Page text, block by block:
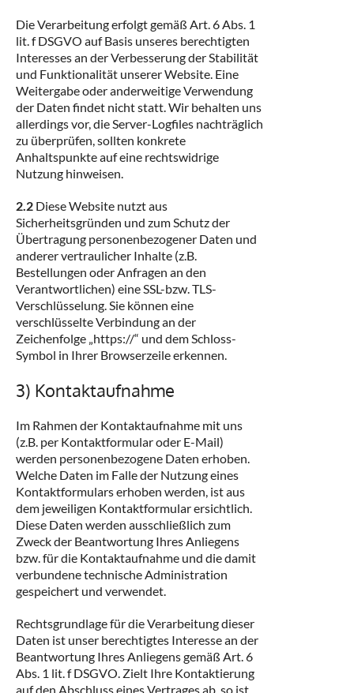
Die Verarbeitung erfolgt gemäß Art. 6 Abs. 1
lit. f DSGVO auf Basis unseres berechtigten
Interesses an der Verbesserung der Stabilität
und Funktionalität unserer Website. Eine
Weitergabe oder anderweitige Verwendung
der Daten findet nicht statt. Wir behalten uns
allerdings vor, die Server-Logfiles nachträglich
zu überprüfen, sollten konkrete
Anhaltspunkte auf eine rechtswidrige
Nutzung hinweisen.
2.2 Diese Website nutzt aus
Sicherheitsgründen und zum Schutz der
Übertragung personenbezogener Daten und
anderer vertraulicher Inhalte (z.B.
Bestellungen oder Anfragen an den
Verantwortlichen) eine SSL-bzw. TLS-
Verschlüsselung. Sie können eine
verschlüsselte Verbindung an der
Zeichenfolge „https://“ und dem Schloss-
Symbol in Ihrer Browserzeile erkennen.
3) Kontaktaufnahme
Im Rahmen der Kontaktaufnahme mit uns
(z.B. per Kontaktformular oder E-Mail)
werden personenbezogene Daten erhoben.
Welche Daten im Falle der Nutzung eines
Kontaktformulars erhoben werden, ist aus
dem jeweiligen Kontaktformular ersichtlich.
Diese Daten werden ausschließlich zum
Zweck der Beantwortung Ihres Anliegens
bzw. für die Kontaktaufnahme und die damit
verbundene technische Administration
gespeichert und verwendet.
Rechtsgrundlage für die Verarbeitung dieser
Daten ist unser berechtigtes Interesse an der
Beantwortung Ihres Anliegens gemäß Art. 6
Abs. 1 lit. f DSGVO. Zielt Ihre Kontaktierung
auf den Abschluss eines Vertrages ab, so ist